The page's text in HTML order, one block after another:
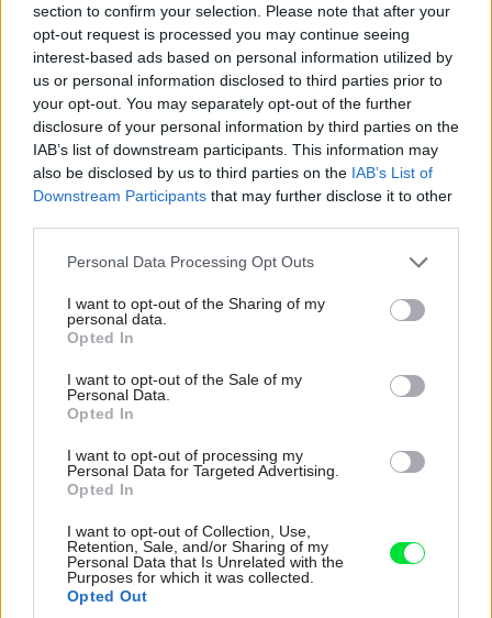
section to confirm your selection. Please note that after your
opt-out request is processed you may continue seeing
interest-based ads based on personal information utilized by
us or personal information disclosed to third parties prior to
your opt-out. You may separately opt-out of the further
disclosure of your personal information by third parties on the
IAB’s list of downstream participants. This information may
also be disclosed by us to third parties on the IAB’s List of
Downstream Participants that may further disclose it to other
Please note that this website/app uses one or more Google
not limited to your visit or usage behaviour. You may click to
grant or deny consent to Google and its third-party tags to
use your data for below specified purposes in below Google
consent section.
Personal Data Processing Opt Outs
I want to opt-out of the Sharing of my
personal data.
Opted In
I want to opt-out of the Sale of my
Personal Data.
Opted In
I want to opt-out of processing my
Personal Data for Targeted Advertising.
Opted In
I want to opt-out of Collection, Use,
Retention, Sale, and/or Sharing of my
Personal Data that Is Unrelated with the
Purposes for which it was collected.
Opted Out
Kategória:
Tagy: Interiér roku minimalizmus
rodinný dom